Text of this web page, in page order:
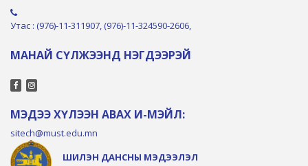
Утас : (976)-11-311907, (976)-11-324590-2606,
МАНАЙ СҮЛЖЭЭНД НЭГДЭЭРЭЙ
МЭДЭЭ ХҮЛЭЭН АВАХ И-МЭЙЛ:
sitech@must.edu.mn
ШИЛЭН ДАНСНЫ МЭДЭЭЛЭЛ